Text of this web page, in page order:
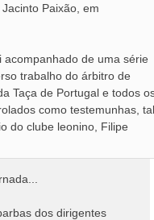
Paixão, em
de uma série
trabalho do árbitro de
Taça de Portugal e todos
como testemunhas, tal
do clube leonino, Filipe
dos dirigentes